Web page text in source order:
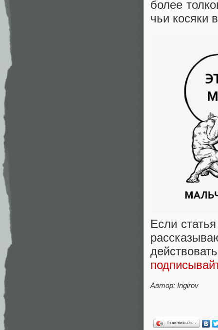
более
чьи косяки
Если
Автор: Ingirov
Поделиться…